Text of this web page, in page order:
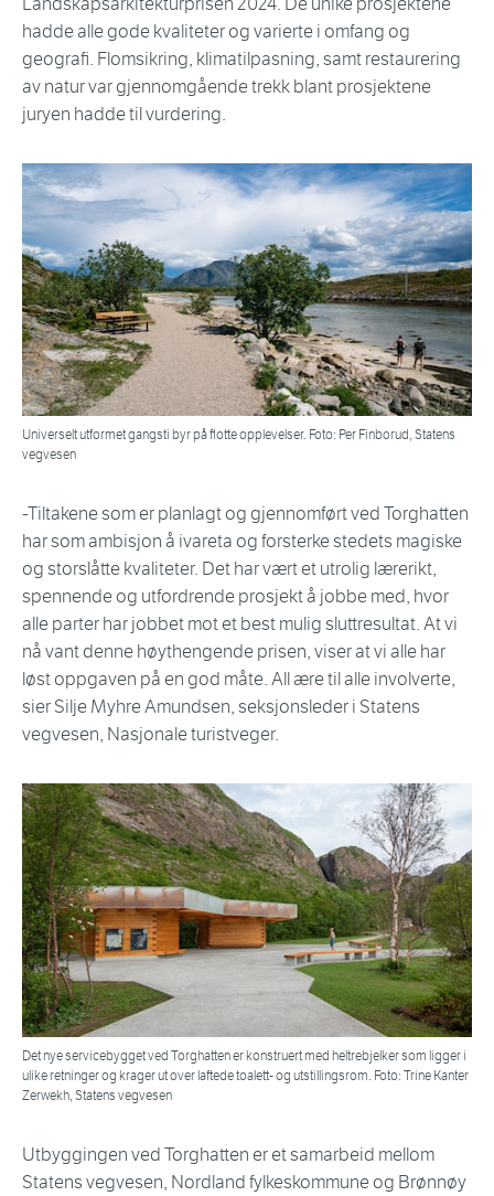
hadde alle gode kvaliteter og varierte i omfang og
geografi. Flomsikring, klimatilpasning, samt restaurering
av natur var gjennomgående trekk blant prosjektene
juryen hadde til vurdering.
Universelt utformet gangsti byr på flotte opplevelser. Foto: Per Finborud, Statens
vegvesen
-Tiltakene som er planlagt og gjennomført ved Torghatten
har som ambisjon å ivareta og forsterke stedets magiske
og storslåtte kvaliteter. Det har vært et utrolig lærerikt,
spennende og utfordrende prosjekt å jobbe med, hvor
alle parter har jobbet mot et best mulig sluttresultat. At vi
nå vant denne høythengende prisen, viser at vi alle har
løst oppgaven på en god måte. All ære til alle involverte,
sier Silje Myhre Amundsen, seksjonsleder i Statens
vegvesen, Nasjonale turistveger.
Det nye servicebygget ved Torghatten er konstruert med heltrebjelker som ligger i
ulike retninger og krager ut over laftede toalett- og utstillingsrom. Foto: Trine Kanter
Zerwekh, Statens vegvesen
Utbyggingen ved Torghatten er et samarbeid mellom
Statens vegvesen, Nordland fylkeskommune og Brønnøy